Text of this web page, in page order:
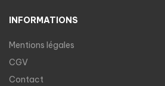
INFORMATIONS
Mentions légales
CGV
Contact